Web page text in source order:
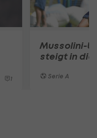
1
Mussolini-
steigt in die
Serie A